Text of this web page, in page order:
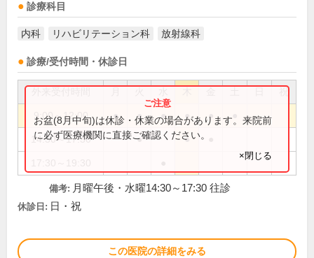
診療科目
内科 リハビリテーション科 放射線科
診療/受付時間・休診日
祝
9:00～12:00 ● ● ● ● ●
14:30～17:30 ● ●
お盆(8月中旬)は休診・休業の場合があります。来院前
に必ず医療機関に直接ご確認ください。
×閉じる
備考: 月曜午後・水曜14:30～17:30 往診
休診日: 日・祝
この医院の詳細をみる